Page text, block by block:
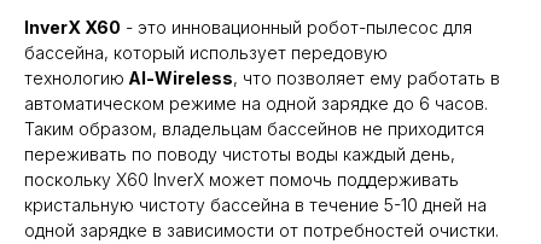
InverX X60 - это инновационный робот-пылесос для
бассейна, который использует передовую
технологию Al-Wireless, что позволяет ему работать в
автоматическом режиме на одной зарядке до 6 часов.
Таким образом, владельцам бассейнов не приходится
переживать по поводу чистоты воды каждый день,
поскольку X60 InverX может помочь поддерживать
кристальную чистоту бассейна в течение 5-10 дней на
одной зарядке в зависимости от потребностей очистки.